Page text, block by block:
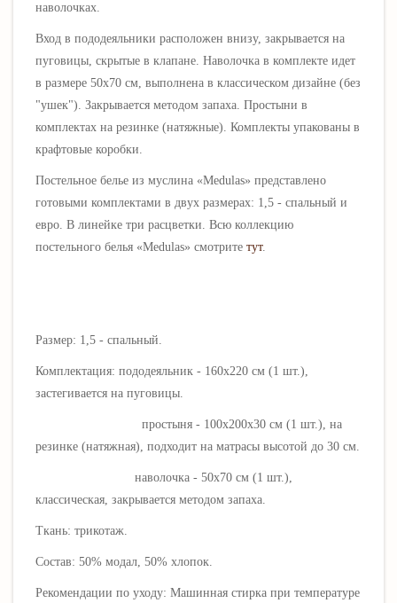
наволочках.
Вход в пододеяльники расположен внизу, закрывается на
пуговицы, скрытые в клапане. Наволочка в комплекте идет
в размере 50х70 см, выполнена в классическом дизайне (без
"ушек"). Закрывается методом запаха. Простыни в
комплектах на резинке (натяжные). Комплекты упакованы в
крафтовые коробки.
Постельное белье из муслина «Medulas» представлено
готовыми комплектами в двух размерах: 1,5 - спальный и
евро. В линейке три расцветки. Всю коллекцию
постельного белья «Medulas» смотрите тут.
Размер: 1,5 - спальный.
Комплектация: пододеяльник - 160х220 см (1 шт.),
застегивается на пуговицы.
простыня - 100х200х30 см (1 шт.), на
резинке (натяжная), подходит на матрасы высотой до 30 см.
наволочка - 50х70 см (1 шт.),
классическая, закрывается методом запаха.
Ткань: трикотаж.
Состав: 50% модал, 50% хлопок.
Рекомендации по уходу: Машинная стирка при температуре